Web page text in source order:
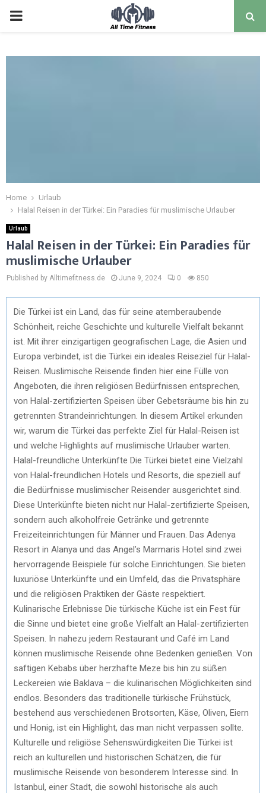
Home
Urlaub
Halal Reisen in der Türkei: Ein Paradies für muslimische Urlauber
Urlaub
Halal Reisen in der Türkei: Ein Paradies für
muslimische Urlauber
Published by Alltimefitness.de June 9, 2024 0 850
Die Türkei ist ein Land, das für seine atemberaubende
Schönheit, reiche Geschichte und kulturelle Vielfalt bekannt
ist. Mit ihrer einzigartigen geografischen Lage, die Asien und
Europa verbindet, ist die Türkei ein ideales Reiseziel für Halal-
Reisen. Muslimische Reisende finden hier eine Fülle von
Angeboten, die ihren religiösen Bedürfnissen entsprechen,
von Halal-zertifizierten Speisen über Gebetsräume bis hin zu
getrennten Strandeinrichtungen. In diesem Artikel erkunden
wir, warum die Türkei das perfekte Ziel für Halal-Reisen ist
und welche Highlights auf muslimische Urlauber warten.
Halal-freundliche Unterkünfte Die Türkei bietet eine Vielzahl
von Halal-freundlichen Hotels und Resorts, die speziell auf
die Bedürfnisse muslimischer Reisender ausgerichtet sind.
Diese Unterkünfte bieten nicht nur Halal-zertifizierte Speisen,
sondern auch alkoholfreie Getränke und getrennte
Freizeiteinrichtungen für Männer und Frauen. Das Adenya
Resort in Alanya und das Angel’s Marmaris Hotel sind zwei
hervorragende Beispiele für solche Einrichtungen. Sie bieten
luxuriöse Unterkünfte und ein Umfeld, das die Privatsphäre
und die religiösen Praktiken der Gäste respektiert.
Kulinarische Erlebnisse Die türkische Küche ist ein Fest für
die Sinne und bietet eine große Vielfalt an Halal-zertifizierten
Speisen. In nahezu jedem Restaurant und Café im Land
können muslimische Reisende ohne Bedenken genießen. Von
saftigen Kebabs über herzhafte Meze bis hin zu süßen
Leckereien wie Baklava – die kulinarischen Möglichkeiten sind
endlos. Besonders das traditionelle türkische Frühstück,
bestehend aus verschiedenen Brotsorten, Käse, Oliven, Eiern
und Honig, ist ein Highlight, das man nicht verpassen sollte.
Kulturelle und religiöse Sehenswürdigkeiten Die Türkei ist
reich an kulturellen und historischen Schätzen, die für
muslimische Reisende von besonderem Interesse sind. In
Istanbul, einer Stadt, die sowohl historische als auch